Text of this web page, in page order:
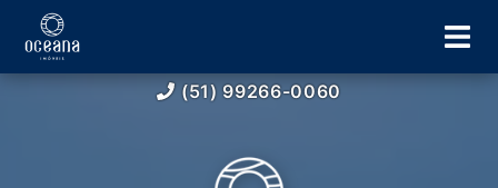
(51) 99266-0060